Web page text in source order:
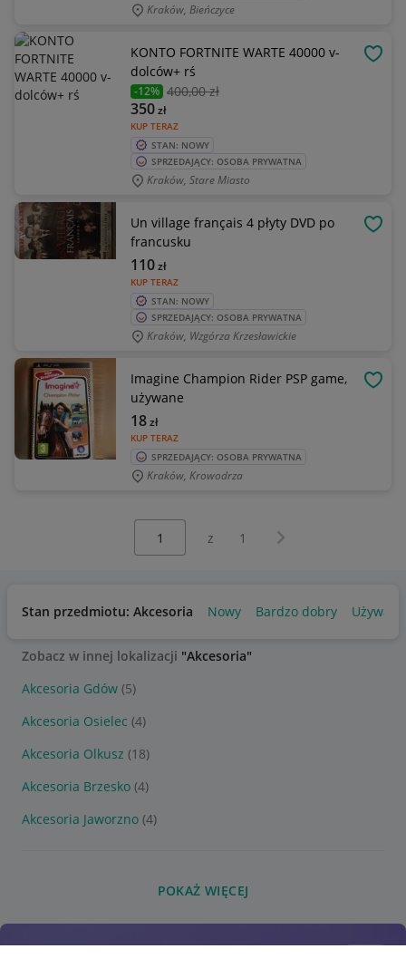
Kraków, Bieńczyce
KONTO FORTNITE WARTE 40000 v-
dolców+ rś
-12% 400,00 zł
KUP TERAZ
350zł
STAN: NOWY
SPRZEDAJĄCY: OSOBA PRYWATNA
Kraków, Stare Miasto
Un village français 4 płyty DVD po
francusku
KUP TERAZ
110zł
STAN: NOWY
SPRZEDAJĄCY: OSOBA PRYWATNA
Kraków, Wzgórza Krzesławickie
Imagine Champion Rider PSP game,
używane
KUP TERAZ
18zł
SPRZEDAJĄCY: OSOBA PRYWATNA
Kraków, Krowodrza
z 1 Następna strona
Stan przedmiotu: Akcesoria Nowy Bardzo dobry Używany
Zobacz w innej lokalizacji "Akcesoria"
Akcesoria Gdów (5)
Akcesoria Osielec (4)
Akcesoria Olkusz (18)
Akcesoria Brzesko (4)
Akcesoria Jaworzno (4)
POKAŻ WIĘCEJ